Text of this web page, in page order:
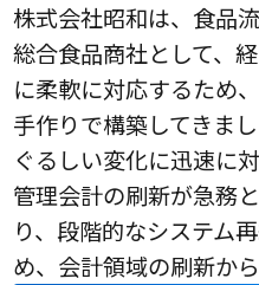
株式会社昭和は、食品
総合食品商社として、
に柔軟に対応するため
手作りで構築してきま
ぐるしい変化に迅速に
管理会計の刷新が急務
り、段階的なシステム
め、会計領域の刷新か